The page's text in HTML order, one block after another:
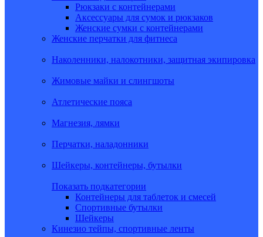
Рюкзаки с контейнерами
Аксессуары для сумок и рюкзаков
Женские сумки с контейнерами
Женские перчатки для фитнеса
Наколенники, налокотники, защитная экипировка
Жимовые майки и слингшоты
Атлетические пояса
Магнезия, лямки
Перчатки, наладонники
Шейкеры, контейнеры, бутылки
Показать подкатегории
Контейнеры для таблеток и смесей
Спортивные бутылки
Шейкеры
Кинезио тейпы, спортивные ленты